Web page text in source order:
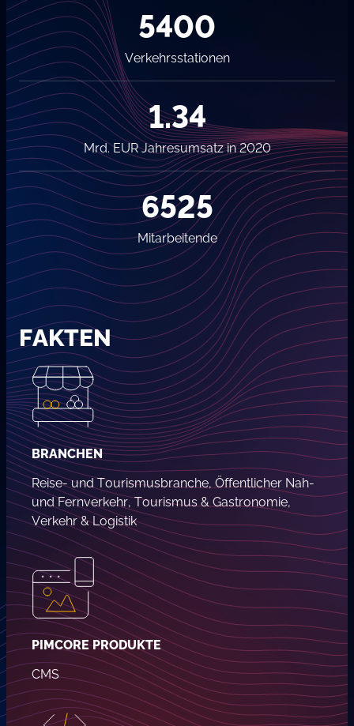
5400
Verkehrsstationen
1.34
Mrd. EUR Jahresumsatz in 2020
6525
Mitarbeitende
FAKTEN
BRANCHEN
Reise- und Tourismusbranche, Öffentlicher Nah-
und Fernverkehr, Tourismus & Gastronomie,
Verkehr & Logistik
PIMCORE PRODUKTE
CMS